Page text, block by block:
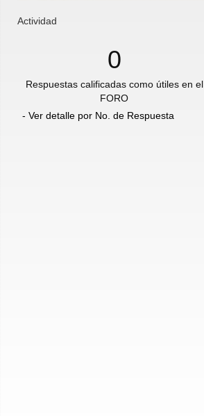
Actividad
0
Respuestas calificadas como útiles en el
FORO
- Ver detalle por No. de Respuesta